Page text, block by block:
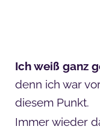
Ich weiß ganz
denn ich war
diesem Punkt.
Immer wieder